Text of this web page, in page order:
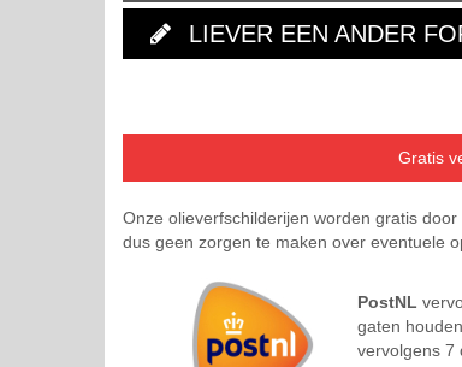
LIEVER EEN ANDER
Gratis
Onze olieverfschilderijen worden gratis
dus geen zorgen te maken over eventuele
PostNL
gaten
vervolgens 7